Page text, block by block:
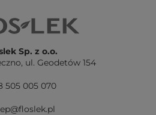
Sp. z o.o.
ul. Geodetów 154
505 005 070